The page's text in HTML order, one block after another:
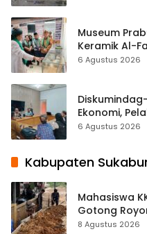
Museum
Keramik Al-
Hampir 500
6 Agustus 2026
Ekonomi,
Terbuka Beri
6 Agustus 2026
Kabupaten
Mahasiswa
Gotong
Majelis
8 Agustus 2026